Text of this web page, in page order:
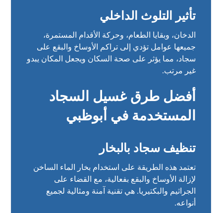
تأثير التلوث الداخلي
الدخان، وبقايا الطعام، وحركة الأقدام المستمرة،
جميعها عوامل تؤدي إلى تراكم الأوساخ والبقع على
سجاد، مما يؤثر على صحة السكان ويجعل المكان يبدو
غير مرتب.
أفضل طرق غسيل السجاد
المستخدمة في أبوظبي
تنظيف سجاد بالبخار
تعتمد هذه الطريقة على استخدام بخار الماء الساخن
لإزالة الأوساخ والبقع بفعالية، مع القضاء على
الجراثيم والبكتيريا. هي تقنية آمنة ومثالية لجميع
أنواعه.